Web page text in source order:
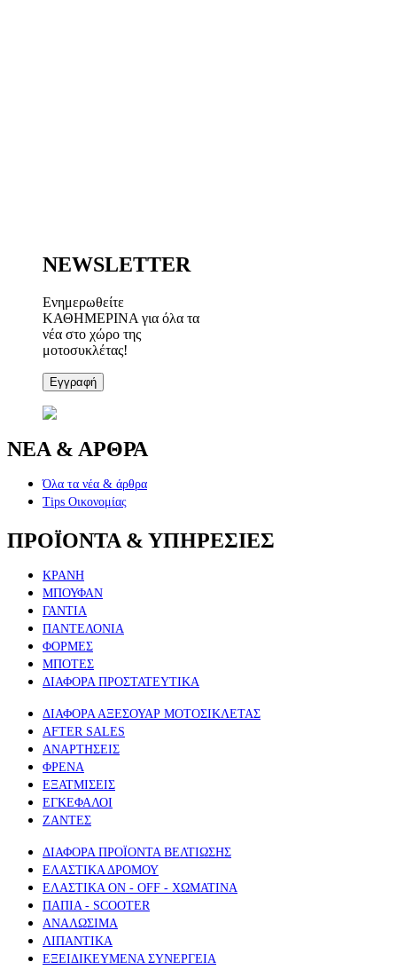
NEWSLETTER
Ενημερωθείτε
ΚΑΘΗΜΕΡΙΝΑ για όλα τα
νέα στο χώρο της
μοτοσυκλέτας!
Εγγραφή
ΝΕΑ & ΑΡΘΡΑ
Όλα τα νέα & άρθρα
Tips Οικονομίας
ΠΡΟΪΟΝΤΑ & ΥΠΗΡΕΣΙΕΣ
ΚΡΑΝΗ
ΜΠΟΥΦΑΝ
ΓΑΝΤΙΑ
ΠΑΝΤΕΛΟΝΙΑ
ΦΟΡΜΕΣ
ΜΠΟΤΕΣ
ΔΙΑΦΟΡΑ ΠΡΟΣΤΑΤΕΥΤΙΚΑ
ΔΙΑΦΟΡΑ ΑΞΕΣΟΥΑΡ ΜΟΤΟΣΙΚΛΕΤΑΣ
AFTER SALES
ΑΝΑΡΤΗΣΕΙΣ
ΦΡΕΝΑ
ΕΞΑΤΜΙΣΕΙΣ
ΕΓΚΕΦΑΛΟΙ
ΖΑΝΤΕΣ
ΔΙΑΦΟΡΑ ΠΡΟΪΟΝΤΑ ΒΕΛΤΙΩΣΗΣ
ΕΛΑΣΤΙΚΑ ΔΡΟΜΟΥ
ΕΛΑΣΤΙΚΑ ON - OFF - ΧΩΜΑΤΙΝΑ
ΠΑΠΙΑ - SCOOTER
ΑΝΑΛΩΣΙΜΑ
ΛΙΠΑΝΤΙΚΑ
ΕΞΕΙΔΙΚΕΥΜΕΝΑ ΣΥΝΕΡΓΕΙΑ